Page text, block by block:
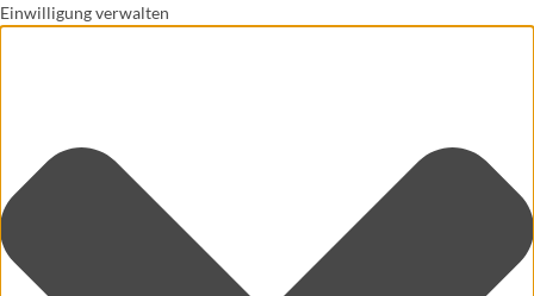
Einwilligung verwalten